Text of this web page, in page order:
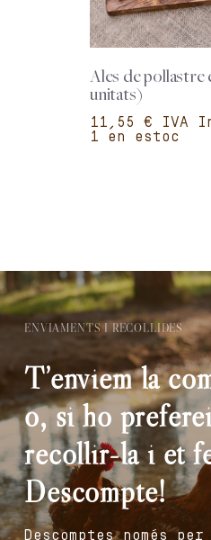
Ales de pollastre
unitats)
€
1 en estoc
ENVIAMENTS I RECOLLIDES
T’enviem la
o, si ho
recollir-la i et
Descompte!
Descomptes només per